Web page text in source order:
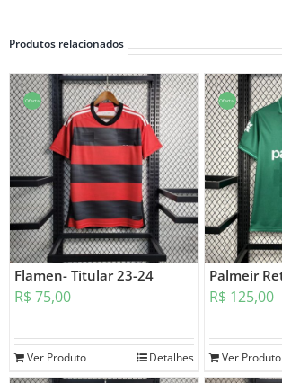
Produtos relacionados
Oferta!
Flamen- Titular 23-24
R$ 75,00
Ver Produto Detalhes
Oferta!
Palmeir
R$ 125,00
Ver Produto